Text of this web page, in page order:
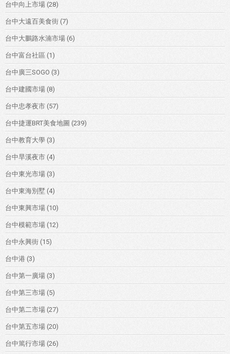
台中向上市場 (28)
台中大遠百美食街 (7)
台中大鵬路水湳市場 (6)
台中富台社區 (1)
台中廣三SOGO (3)
台中建國市場 (8)
台中忠孝夜市 (57)
台中捷運BRT美食地圖 (239)
台中教育大學 (3)
台中旱溪夜市 (4)
台中東光市場 (3)
台中東海別墅 (4)
台中東興市場 (10)
台中模範市場 (12)
台中永興街 (15)
台中港 (3)
台中第一廣場 (3)
台中第三市場 (5)
台中第二市場 (27)
台中第五市場 (20)
台中篤行市場 (26)